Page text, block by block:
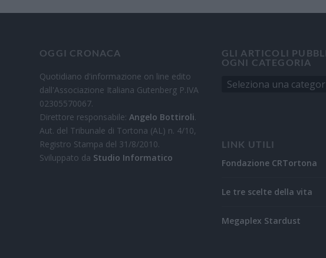
OGGI CRONACA
Quotidiano d'informazione on line edito
dall'Associazione Italiana Gutenberg P.IVA
02305570067.
Direttore responsabile:Angelo Bottiroli.
Aut. del Tribunale di Tortona (AL) n. 4/10,
Registro Stampa del 31/8/2010.
Sviluppato da Studio Informatico
GLI ARTICOLI
OGNI CATEGORIA
LINK UTILI
Fondazione CRTortona
Le tre scelte della vita
Megaplex Stardust